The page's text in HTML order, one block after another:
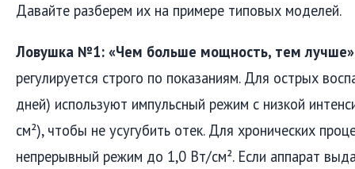
Давайте разберем их на примере типовых моделей.
Ловушка №1: «Чем больше мощность, тем
регулируется строго по показаниям. Для острых
дней) используют импульсный режим с низкой
см²), чтобы не усугубить отек. Для хронических
непрерывный режим до 1,0 Вт/см². Если аппарат